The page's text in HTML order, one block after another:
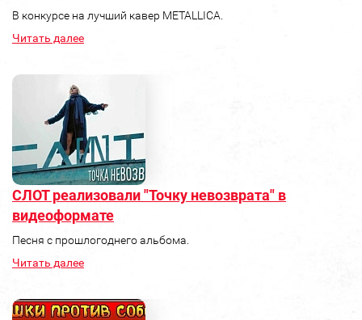
В конкурсе на лучший кавер METALLICA.
Читать далее
СЛОТ реализовали "Точку невозврата" в
видеоформате
Песня с прошлогоднего альбома.
Читать далее